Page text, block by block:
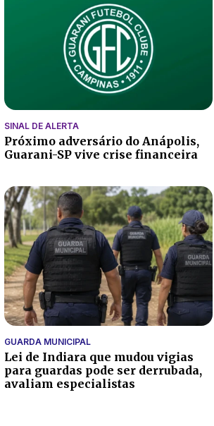
SINAL DE ALERTA
Próximo adversário do Anápolis,
Guarani-SP vive crise financeira
GUARDA MUNICIPAL
Lei de Indiara que mudou vigias
para guardas pode ser derrubada,
avaliam especialistas